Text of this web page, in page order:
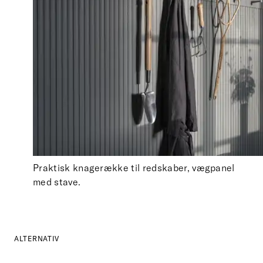
Praktisk knagerække til redskaber, vægpanel
med stave.
ALTERNATIV